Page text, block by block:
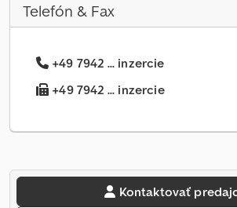
Telefón & Fax
+49 7942 ... inzercie
+49 7942 ... inzercie
Kontaktovať